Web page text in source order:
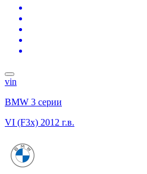
vin
BMW 3 серии
VI (F3x) 2012 г.в.